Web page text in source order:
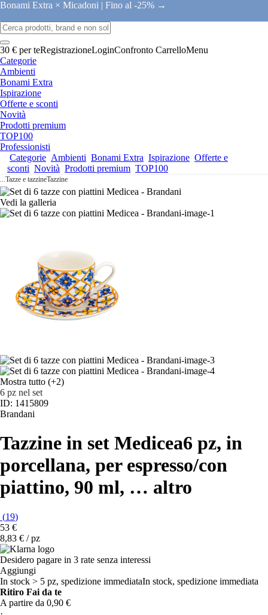
Bonami Extra × Micadoni | Fino al -25% →
30 € per teRegistrazioneLoginConfronto CarrelloMenu
Categorie
Ambienti
Bonami Extra
Ispirazione
Offerte e sconti
Novità
Prodotti premium
TOP100
Professionisti
Categorie Ambienti Bonami Extra Ispirazione Offerte e
sconti Novità Prodotti premium TOP100
...Tazze e tazzineTazzine
Vedi la galleria
Mostra tutto (+2)
6 pz nel set
ID: 1415809
Brandani
Tazzine in set Medicea6 pz, in
porcellana, per espresso/con
piattino, 90 ml, … altro
(19)
53 €
8,83 € / pz
Desidero pagare in 3 rate senza interessi
Aggiungi
In stock > 5 pz, spedizione immediataIn stock, spedizione immediata
Ritiro Fai da te
A partire da 0,90 €